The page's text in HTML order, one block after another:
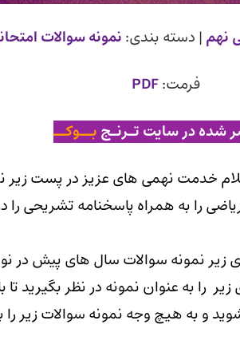
نهم | دسته بندی: نمونه سوالات
فرمت:PDF
شده در سایت تـرنـج بــوکــ
خدمت نهمی های عزیز در پست زیر
را به همراه پاسخنامه تشریحی را
زیر نمونه سوالات سال های پیش در
را به عنوان نمونه در نظر بگیرید
و به هیچ وجه نمونه سوالات زیر را